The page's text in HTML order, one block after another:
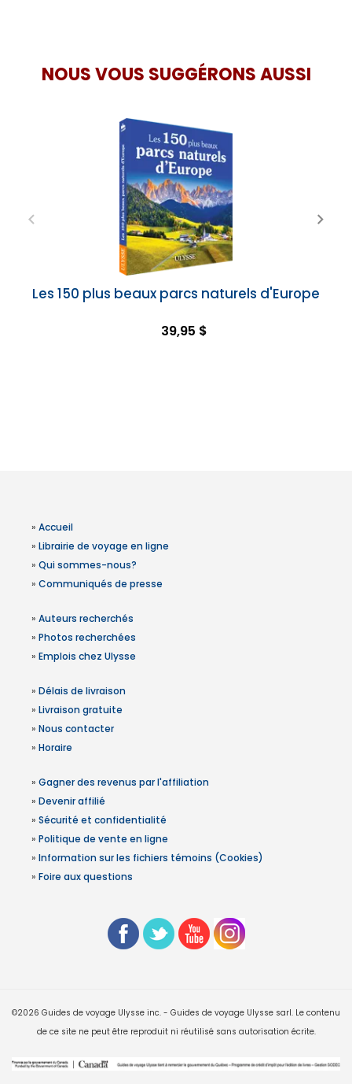
NOUS VOUS SUGGÉRONS AUSSI
Les 150 plus beaux parcs naturels d'Europe
39,95 $
» Accueil
» Librairie de voyage en ligne
» Qui sommes-nous?
» Communiqués de presse
» Auteurs recherchés
» Photos recherchées
» Emplois chez Ulysse
» Délais de livraison
» Livraison gratuite
» Nous contacter
» Horaire
» Gagner des revenus par l'affiliation
» Devenir affilié
» Sécurité et confidentialité
» Politique de vente en ligne
» Information sur les fichiers témoins (Cookies)
» Foire aux questions
©2026 Guides de voyage Ulysse inc. - Guides de voyage Ulysse sarl. Le contenu
de ce site ne peut être reproduit ni réutilisé sans autorisation écrite.